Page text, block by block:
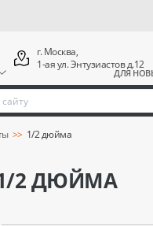
ДЛЯ
г. Москва,
1-ая ул. Энтузиастов д.12
1/2 дюйма
2 ДЮЙМА